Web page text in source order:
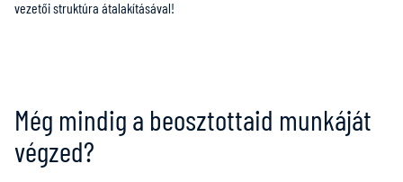
vezetői struktúra átalakításával!
Még mindig a beosztottaid munkáját
végzed?